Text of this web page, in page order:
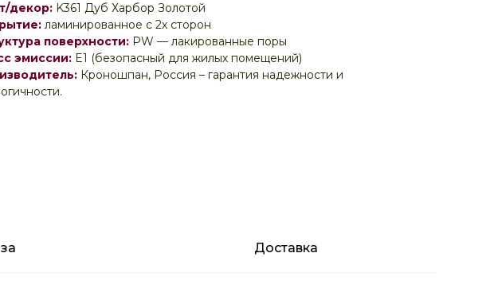
декор: K361 Дуб Харбор Золотой
ламинированное с 2х сторон
поверхности: PW — лакированные поры
эмиссии: E1 (безопасный для жилых помещений)
Кроношпан, Россия – гарантия надежности и
Доставка